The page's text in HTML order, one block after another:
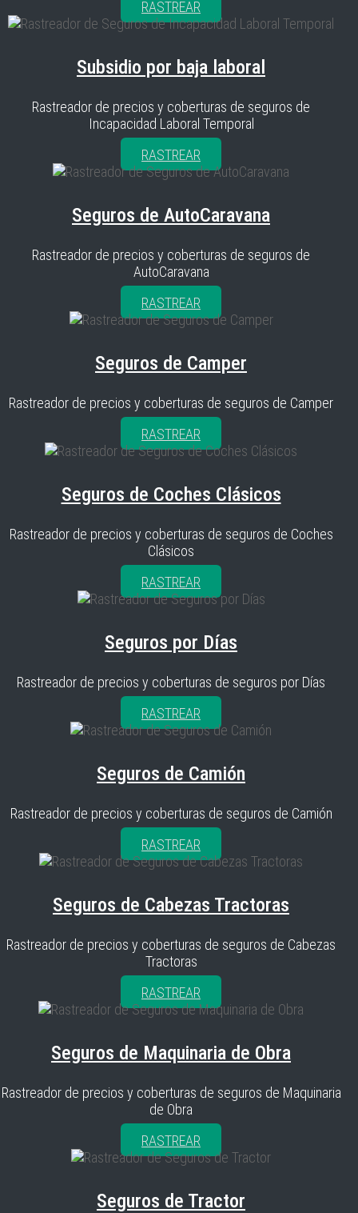
RASTREAR
Subsidio por baja laboral
Rastreador de precios y coberturas de seguros de
Incapacidad Laboral Temporal
RASTREAR
Seguros de AutoCaravana
Rastreador de precios y coberturas de seguros de
AutoCaravana
RASTREAR
Seguros de Camper
Rastreador de precios y coberturas de seguros de Camper
RASTREAR
Seguros de Coches Clásicos
Rastreador de precios y coberturas de seguros de Coches
Clásicos
RASTREAR
Seguros por Días
Rastreador de precios y coberturas de seguros por Días
RASTREAR
Seguros de Camión
Rastreador de precios y coberturas de seguros de Camión
RASTREAR
Seguros de Cabezas Tractoras
Rastreador de precios y coberturas de seguros de Cabezas
Tractoras
RASTREAR
Seguros de Maquinaria de Obra
Rastreador de precios y coberturas de seguros de Maquinaria
de Obra
RASTREAR
Seguros de Tractor